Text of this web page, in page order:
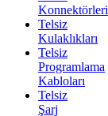
Konnektörleri
Telsiz
Kulaklıkları
Telsiz
Programlama
Kabloları
Telsiz
Şarj